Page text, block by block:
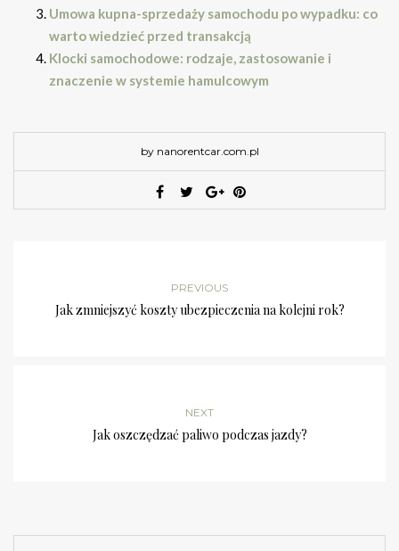
Umowa kupna-sprzedaży samochodu po wypadku: co
warto wiedzieć przed transakcją
Klocki samochodowe: rodzaje, zastosowanie i
znaczenie w systemie hamulcowym
by nanorentcar.com.pl
PREVIOUS
Jak zmniejszyć koszty ubezpieczenia na kolejni rok?
NEXT
Jak oszczędzać paliwo podczas jazdy?